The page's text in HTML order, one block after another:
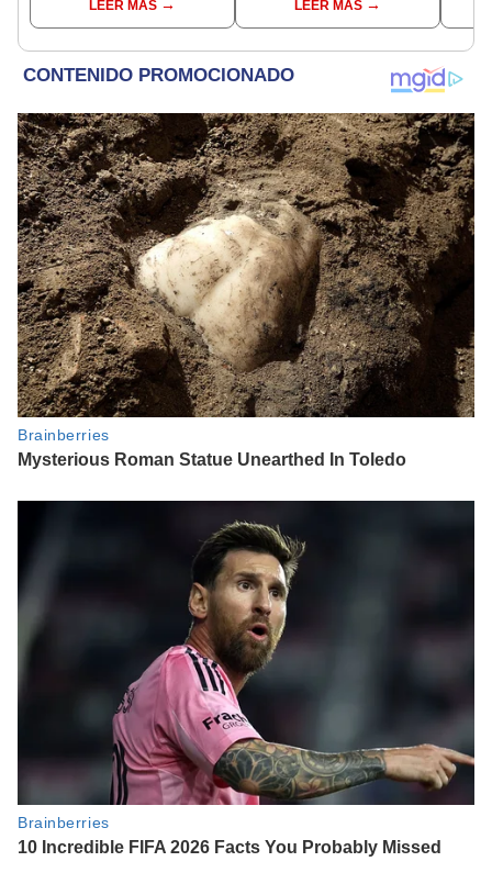
LEER MÁS
tienen lágrimas"
LEER MÁS